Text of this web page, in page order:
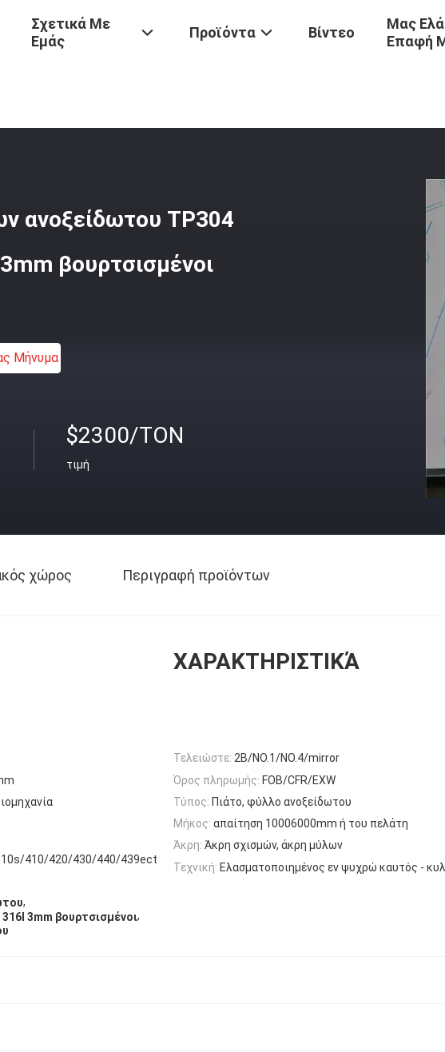
Σχετικά Με
Εμάς
Προϊόντα Βίντεο
Μας
Επαφή
ανοξείδωτου TP304
βουρτσισμένοι
Μήνυμα
$2300/TON
τιμή
χώρος Περιγραφή προϊόντων
ΧΑΡΑΚΤΗΡΙΣΤΙΚΆ
Τελειώστε: 2B/NO.1/NO.4/mirror
Όρος πληρωμής: FOB/CFR/EXW
Τύπος: Πιάτο, φύλλο ανοξείδωτου
Μήκος: απαίτηση 10006000mm ή του πελάτη
410/420/430/440/439ect
Άκρη: Άκρη σχισμών, άκρη μύλων
Τεχνική: Ελασματοποιημένος εν ψυχρώ καυτός -
,
3mm βουρτσισμένοι,